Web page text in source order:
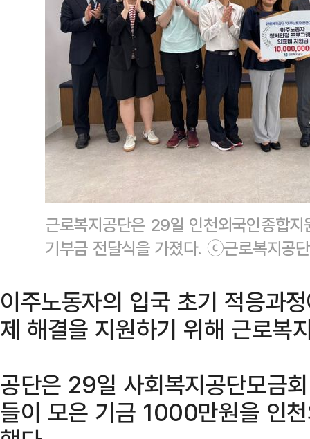
근로복지공단은 29일 인천외국인종합
기부금 전달식을 가졌다. ⓒ근로복지공단
이주노동자의 입국 초기 적응과
제 해결을 지원하기 위해 근로복
공단은 29일 사회복지공단모금
들이 모은 기금 1000만원을 인